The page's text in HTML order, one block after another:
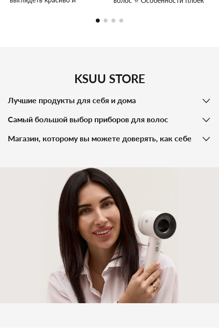
❤️ Преимущества и
KSUU STORE
Лучшие продукты для себя и дома
Самый большой выбор приборов для волос
Магазин, которому вы можете доверять, как себе